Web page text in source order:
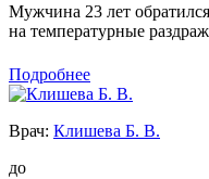
Мужчина 23 лет
на температурные
Подробнее
Врач: Клишева Б. В.
до